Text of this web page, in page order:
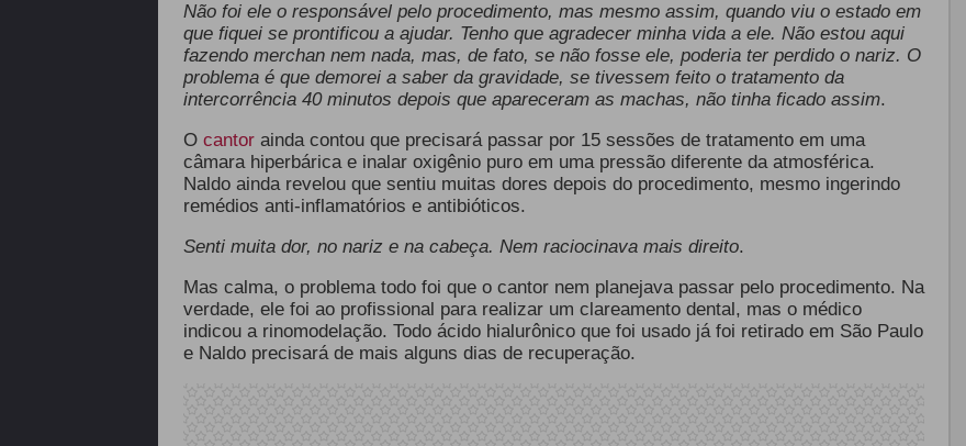
Não foi ele o responsável pelo procedimento, mas mesmo assim, quando viu o estado em
que fiquei se prontificou a ajudar. Tenho que agradecer minha vida a ele. Não estou aqui
fazendo merchan nem nada, mas, de fato, se não fosse ele, poderia ter perdido o nariz. O
problema é que demorei a saber da gravidade, se tivessem feito o tratamento da
intercorrência 40 minutos depois que apareceram as machas, não tinha ficado assim.
O cantor ainda contou que precisará passar por 15 sessões de tratamento em uma
câmara hiperbárica e inalar oxigênio puro em uma pressão diferente da atmosférica.
Naldo ainda revelou que sentiu muitas dores depois do procedimento, mesmo ingerindo
remédios anti-inflamatórios e antibióticos.
Senti muita dor, no nariz e na cabeça. Nem raciocinava mais direito.
Mas calma, o problema todo foi que o cantor nem planejava passar pelo procedimento. Na
verdade, ele foi ao profissional para realizar um clareamento dental, mas o médico
indicou a rinomodelação. Todo ácido hialurônico que foi usado já foi retirado em São Paulo
e Naldo precisará de mais alguns dias de recuperação.